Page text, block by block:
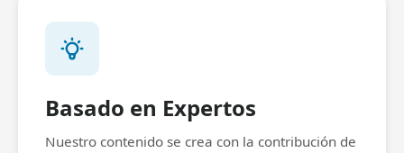
Basado en Expertos
Nuestro contenido se crea con la contribución de